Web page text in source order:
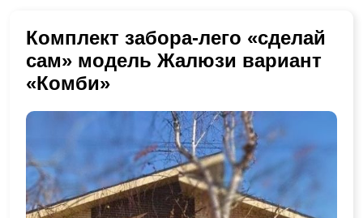
Комплект забора-лего «сделай
сам» модель Жалюзи вариант
«Комби»